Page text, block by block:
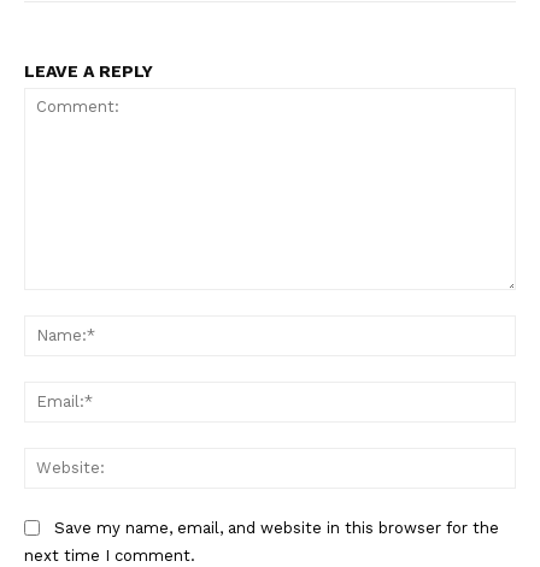
LEAVE A REPLY
Save my name, email, and website in this browser for the
next time I comment.